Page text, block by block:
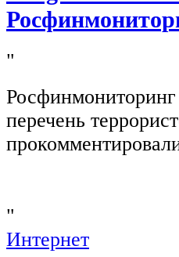
"
Росфинмониторинг
перечень
"
Интернет